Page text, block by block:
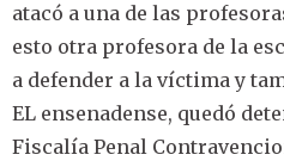
atacó a una de las
esto otra profesora de la
a defender a la víctima y
EL ensenadense, quedó
Fiscalía Penal